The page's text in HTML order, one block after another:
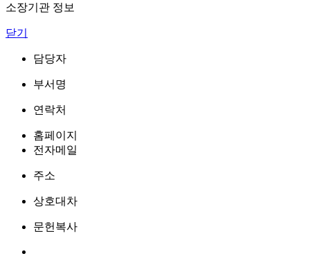
소장기관 정보
닫기
담당자
부서명
연락처
홈페이지
전자메일
주소
상호대차
문헌복사